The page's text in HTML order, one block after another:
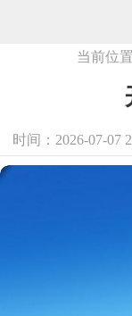
当前位置
时间：2026-07-07